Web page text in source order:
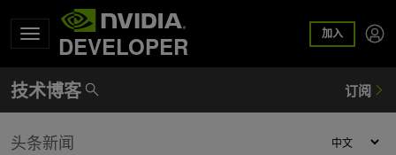
DEVELOPER 加入
头条新闻